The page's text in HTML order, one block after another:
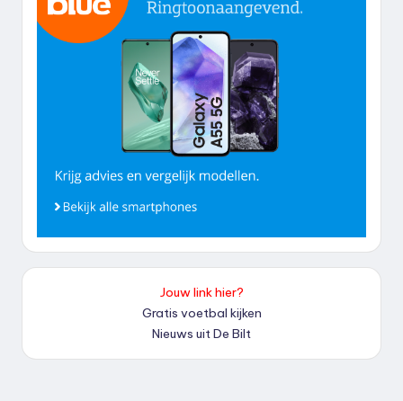
Jouw link hier?
Gratis voetbal kijken
Nieuws uit De Bilt